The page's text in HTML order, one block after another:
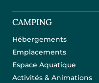
CAMPING
Hébergements
Emplacements
Espace Aquatique
Activités & Animations